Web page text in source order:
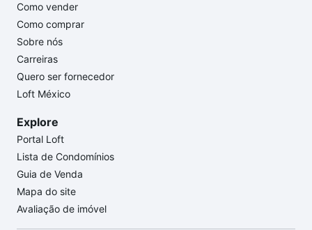
Como vender
Como comprar
Sobre nós
Carreiras
Quero ser fornecedor
Loft México
Explore
Portal Loft
Lista de Condomínios
Guia de Venda
Mapa do site
Avaliação de imóvel